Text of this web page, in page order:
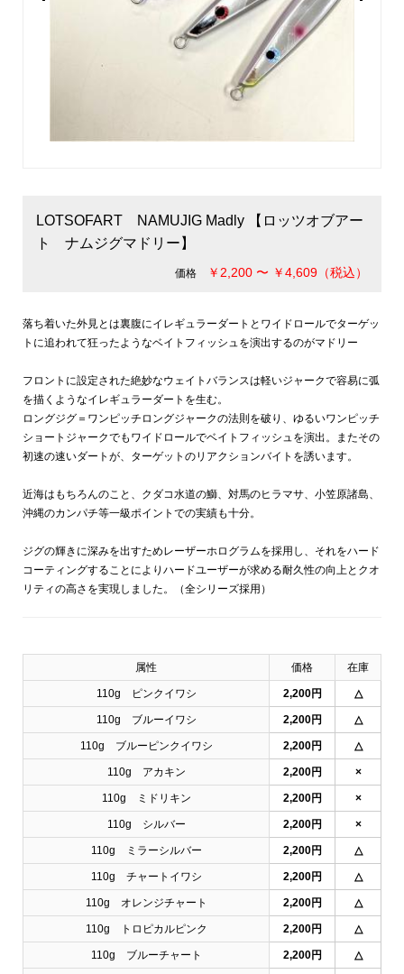
LOTSOFART NAMUJIG Madly 【ロッツオブアー
ト ナムジグマドリー】
価格 ￥2,200 〜 ￥4,609（税込）
落ち着いた外見とは裏腹にイレギュラーダートとワイドロールでターゲッ
トに追われて狂ったようなベイトフィッシュを演出するのがマドリー
フロントに設定された絶妙なウェイトバランスは軽いジャークで容易に弧
を描くようなイレギュラーダートを生む。
ロングジグ＝ワンピッチロングジャークの法則を破り、ゆるいワンピッチ
ショートジャークでもワイドロールでベイトフィッシュを演出。またその
初速の速いダートが、ターゲットのリアクションバイトを誘います。
近海はもちろんのこと、クダコ水道の鰤、対馬のヒラマサ、小笠原諸島、
沖縄のカンパチ等一級ポイントでの実績も十分。
ジグの輝きに深みを出すためレーザーホログラムを採用し、それをハード
コーティングすることによりハードユーザーが求める耐久性の向上とクオ
リティの高さを実現しました。（全シリーズ採用）
属性 価格 在庫
110g ピンクイワシ 2,200円 △
110g ブルーイワシ 2,200円 △
110g ブルーピンクイワシ 2,200円 △
110g アカキン 2,200円 ×
110g ミドリキン 2,200円 ×
110g シルバー 2,200円 ×
110g ミラーシルバー 2,200円 △
110g チャートイワシ 2,200円 △
110g オレンジチャート 2,200円 △
110g トロピカルピンク 2,200円 △
110g ブルーチャート 2,200円 △